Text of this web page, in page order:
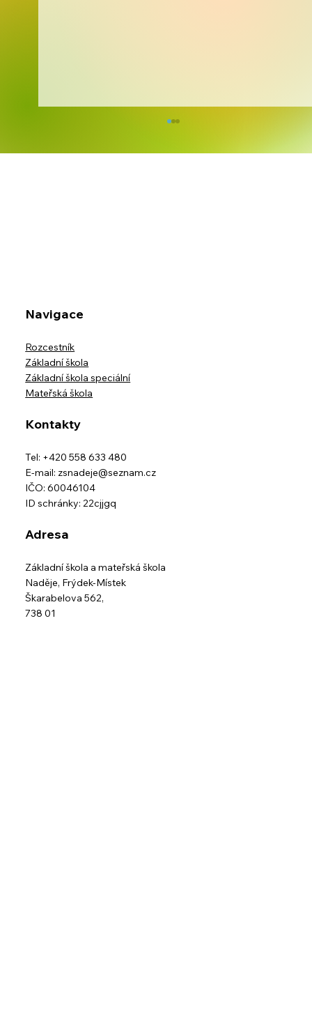
Navigace
Rozcestník
Základní škola
Základní škola speciální
Mateřská škola
Kontakty
Tel: +420 558 633 480
E-mail: zsnadeje@seznam.cz
IČO: 60046104
ID schránky: 22cjjgq
Adresa
Základní škola a mateřská škola
Naděje, Frýdek-Místek
Škarabelova 562,
738 01